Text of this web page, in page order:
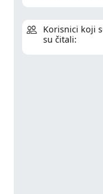
Korisnici koji
su čitali: